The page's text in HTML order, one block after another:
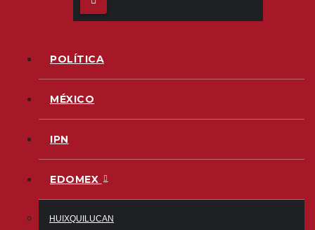
POLÍTICA
MÉXICO
IPN
EDOMEX
HUIXQUILUCAN